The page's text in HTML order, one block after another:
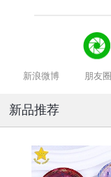
新浪微博 朋友圈
新品推荐